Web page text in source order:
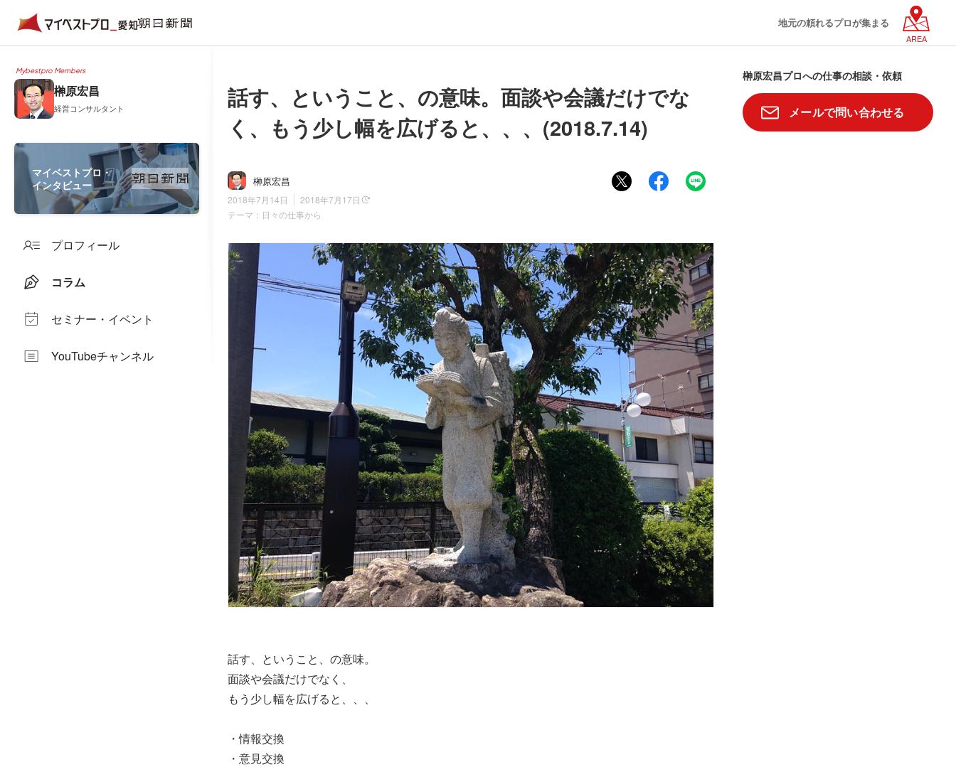
地元の頼れるプロが集まる
AREA
Mybestpro Members
榊原宏昌
経営コンサルタント
マイベストプロ・
インタビュー
プロフィール
コラム
セミナー・イベント
YouTubeチャンネル
話す、ということ、の意味。面談や会議だけでな
く、もう少し幅を広げると、、、(2018.7.14)
榊原宏昌
2018年7月14日
2018年7月17日
テーマ： 日々の仕事から
話す、ということ、の意味。
面談や会議だけでなく、
もう少し幅を広げると、、、
・情報交換
・意見交換
榊原宏昌プロへの仕事の相談・依頼
メールで問い合わせる